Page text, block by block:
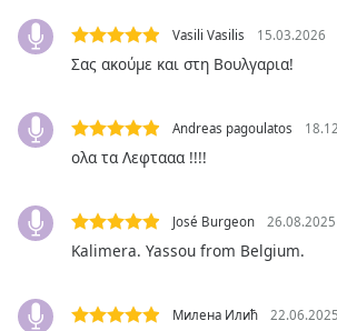
Background
Color
Style
Vasili Vasilis 15.03.2026
Σας ακούμε και στη Βουλγαρια!
Andreas pagoulatos
ολα τα Λεφτααα !!!!
José Burgeon 26.08.2025
Kalimera. Yassou from Belgium.
Милена Илић 22.06.2025